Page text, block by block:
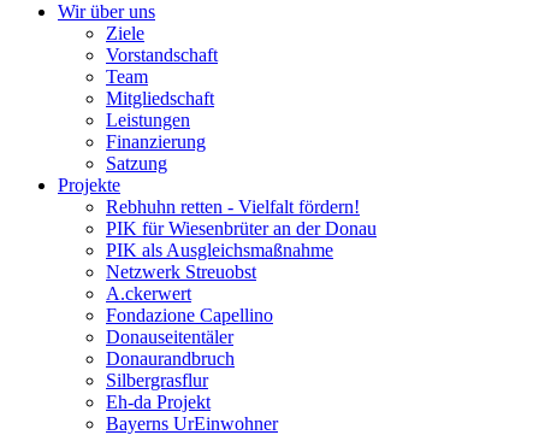
Wir über uns
Ziele
Vorstandschaft
Team
Mitgliedschaft
Leistungen
Finanzierung
Satzung
Projekte
Rebhuhn retten - Vielfalt fördern!
PIK für Wiesenbrüter an der Donau
PIK als Ausgleichsmaßnahme
Netzwerk Streuobst
A.ckerwert
Fondazione Capellino
Donauseitentäler
Donaurandbruch
Silbergrasflur
Eh-da Projekt
Bayerns UrEinwohner